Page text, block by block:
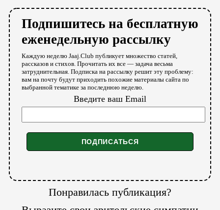
Подпишитесь на бесплатную
еженедельную рассылку
Каждую неделю Jaaj.Club публикует множество статей,
рассказов и стихов. Прочитать их все — задача весьма
затруднительная. Подписка на рассылку решит эту проблему:
вам на почту будут приходить похожие материалы сайта по
выбранной тематике за последнюю неделю.
Введите ваш Email
Понравилась публикация?